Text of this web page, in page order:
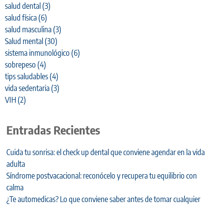
salud dental(3)
salud física(6)
salud masculina(3)
Salud mental(30)
sistema inmunológico (6)
sobrepeso (4)
tips saludables(4)
vida sedentaria(3)
VIH (2)
Entradas Recientes
Cuida tu sonrisa: el check up dental que conviene agendar en la vida
adulta
Síndrome postvacacional: reconócelo y recupera tu equilibrio con
calma
¿Te automedicas? Lo que conviene saber antes de tomar cualquier